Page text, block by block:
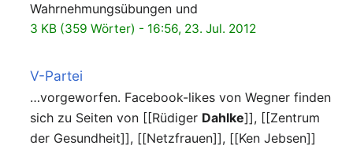
Wahrnehmungsübungen und
3 KB (359 Wörter) - 16:56, 23. Jul. 2012
V-Partei
…vorgeworfen. Facebook-likes von Wegner finden
sich zu Seiten von [[Rüdiger Dahlke]], [[Zentrum
der Gesundheit]], [[Netzfrauen]], [[Ken Jebsen]]